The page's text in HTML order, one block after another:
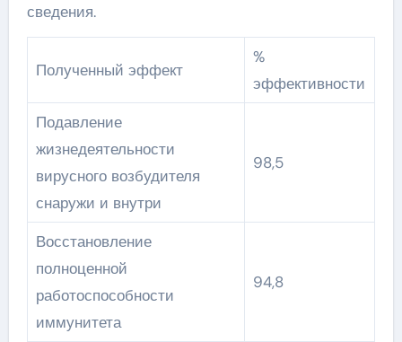
сведения.
Полученный эффект
%
эффективности
Подавление
жизнедеятельности
вирусного возбудителя
снаружи и внутри
98,5
Восстановление
полноценной
работоспособности
иммунитета
94,8